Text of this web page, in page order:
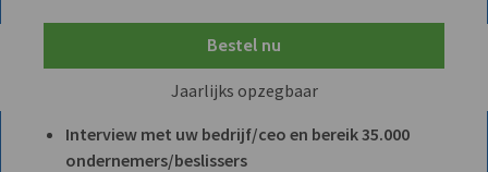
Bestel nu
Jaarlijks opzegbaar
Interview met uw bedrijf/ceo en bereik 35.000
ondernemers/beslissers